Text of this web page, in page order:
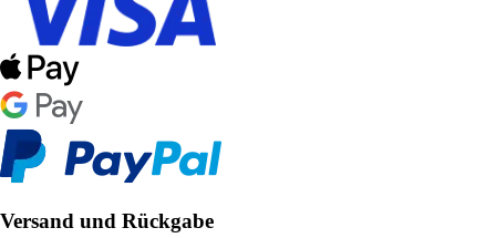
Versand und Rückgabe